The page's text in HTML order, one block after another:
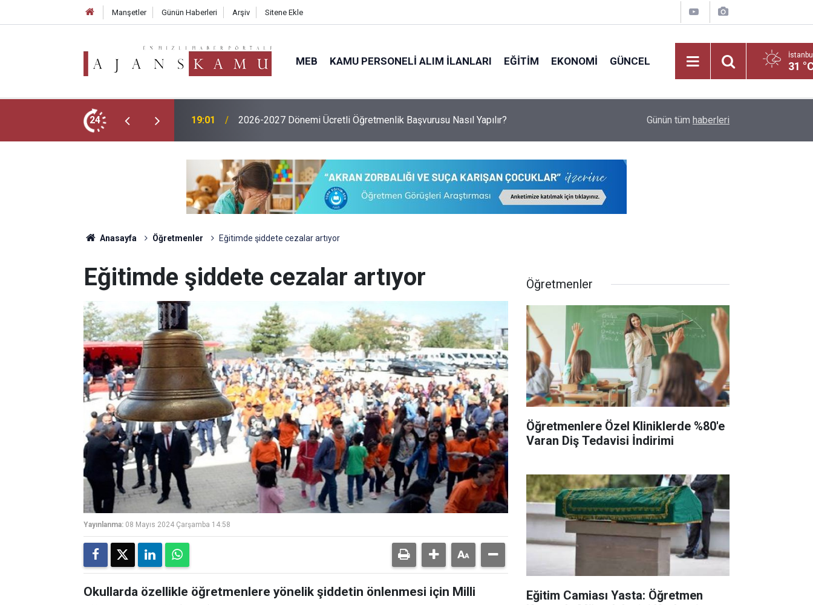
Manşetler Günün Haberleri Arşiv Sitene Ekle
MEB KAMU PERSONELI ALIM İLANLARI EĞITIM EKONOMI GÜNCEL 31
24
Başvurusu Nasıl Yapılır? 17:02
TMO 2026 Sezonu Fındık Alım Fiyatlarını Açıkladı: Giresun 255 TL, Levant
250 TL
Nereden Yapılacak?
Günün tüm haberleri
Anasayfa Öğretmenler Eğitimde şiddete cezalar artıyor
Eğitimde şiddete cezalar artıyor
Yayınlanma: 08 Mayıs 2024 Çarşamba 14:58
Okullarda özellikle öğretmenlere yönelik şiddetin önlenmesi için Milli
Öğretmenler
Öğretmenlere Özel Kliniklerde %80'e
Varan Diş Tedavisi İndirimi
Eğitim Camiası Yasta: Öğretmen